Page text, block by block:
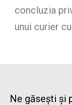
concluzia
unui curier
Ne găsești și